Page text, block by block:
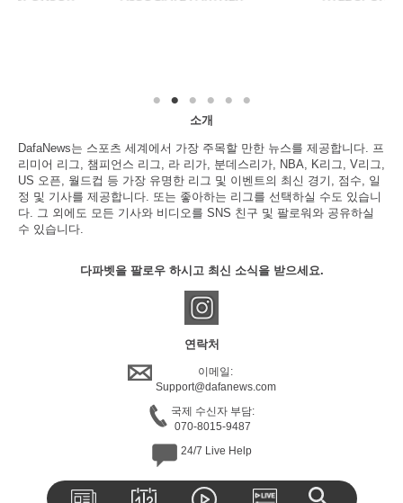
소개
DafaNews는 스포츠 세계에서 가장 주목할 만한 뉴스를 제공합니다. 프
리미어 리그, 챔피언스 리그, 라 리가, 분데스리가, NBA, K리그, V리그,
US 오픈, 월드컵 등 가장 유명한 리그 및 이벤트의 최신 경기, 점수, 일
정 및 기사를 제공합니다. 또는 좋아하는 리그를 선택하실 수도 있습니
다. 그 외에도 모든 기사와 비디오를 SNS 친구 및 팔로워와 공유하실
수 있습니다.
다파벳을 팔로우 하시고 최신 소식을 받으세요.
연락처
이메일:
Support@dafanews.com
국제 수신자 부담:
070-8015-9487
24/7 Live Help